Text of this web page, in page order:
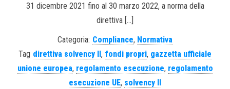
31 dicembre 2021 fino al 30 marzo 2022, a norma della
direttiva […]
Categoria: Compliance, Normativa
Tag direttiva solvency II, fondi propri, gazzetta ufficiale
unione europea, regolamento esecuzione, regolamento
esecuzione UE, solvency II